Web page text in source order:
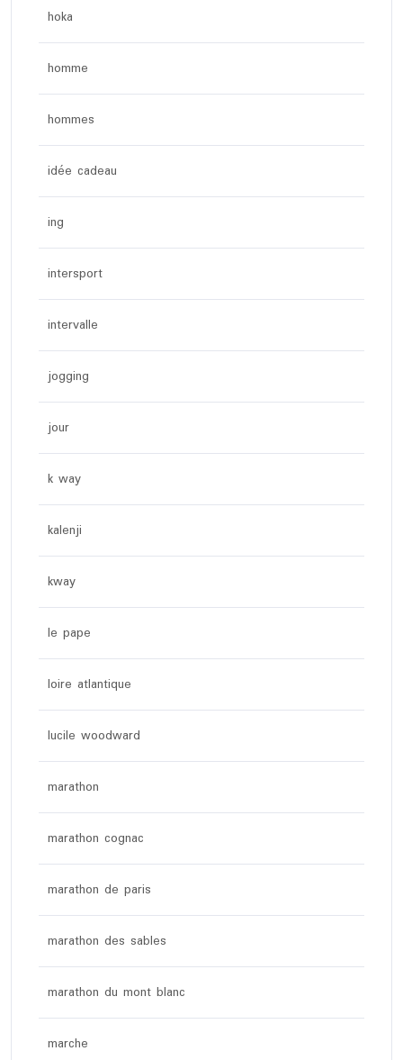
hoka
homme
hommes
idée cadeau
ing
intersport
intervalle
jogging
jour
k way
kalenji
kway
le pape
loire atlantique
lucile woodward
marathon
marathon cognac
marathon de paris
marathon des sables
marathon du mont blanc
marche